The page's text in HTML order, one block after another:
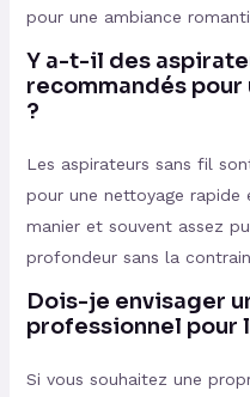
pour une ambiance
Y a-t-il des
recommandés
?
Les aspirateurs sans fil
pour une nettoyage
manier et souvent assez
profondeur sans la
Dois-je envisager
professionnel pour
Si vous souhaitez une